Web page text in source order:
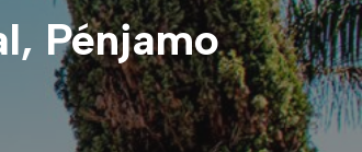
Pénjamo